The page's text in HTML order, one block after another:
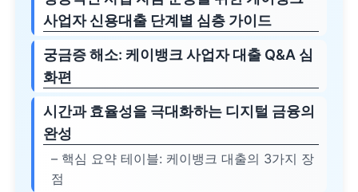
사업자 신용대출 단계별 심층 가이드
궁금증 해소: 케이뱅크 사업자 대출 Q&A 심
화편
시간과 효율성을 극대화하는 디지털 금융의
완성
– 핵심 요약 테이블: 케이뱅크 대출의 3가지 장
점